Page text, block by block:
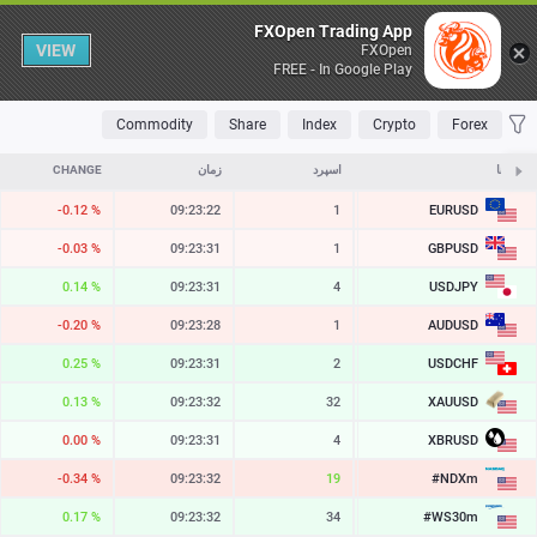
Table
FAVORITES
MOST TRADED
TOP RISERS
TOP FALLERS
Forex
Crypto
Index
Share
Commodity
نمادها اسپرد زمان CHANGE
EURUSD
1.15425
1
09:23:32
-0.12 %
GBPUSD
1.34652
1
09:23:31
-0.03 %
USDJPY
157.842
7
09:23:32
0.14 %
AUDUSD
0.70432
1
09:23:28
-0.20 %
USDCHF
0.80877
4
09:23:32
0.25 %
XAUUSD
4283.58
32
09:23:32
0.13 %
XBRUSD
78.94
4
09:23:32
0.00 %
#NDXm
29384.5
16
09:23:32
-0.34 %
#WS30m
54596.7
34
09:23:32
0.17 %
FXOpen Trading App
FXOpen
FREE - In Google Play
VIEW